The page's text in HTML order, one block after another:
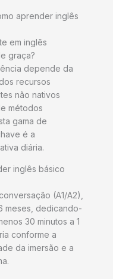
aprender inglês
em inglês
graça?
depende da
recursos
não nativos
métodos
gama de
é a
diária.
inglês básico
(A1/A2),
meses, dedicando-
30 minutos a 1
conforme a
da imersão e a